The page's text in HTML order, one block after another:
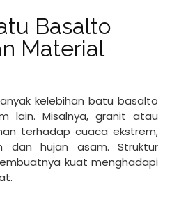
Basalto
Material
kelebihan batu basalto
lain. Misalnya, granit atau
terhadap cuaca ekstrem,
dan hujan asam. Struktur
kuat menghadapi